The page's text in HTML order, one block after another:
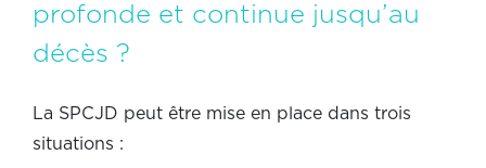
profonde et continue jusqu’au
décès ?
La SPCJD peut être mise en place dans trois
situations :